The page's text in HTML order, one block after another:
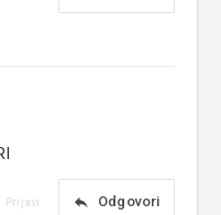
reply Odgovori
Prijavi